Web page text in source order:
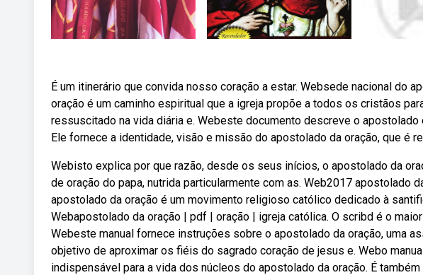
É um itinerário que convida nosso coração a estar. Websede nacional do
oração é um caminho espiritual que a igreja propõe a todos os cristãos
ressuscitado na vida diária e. Webeste documento descreve o apostolado
Ele fornece a identidade, visão e missão do apostolado da oração, que é
Webisto explica por que razão, desde os seus inícios, o apostolado da
de oração do papa, nutrida particularmente com as. Web2017 apostolado
apostolado da oração é um movimento religioso católico dedicado à
Webapostolado da oração | pdf | oração | igreja católica. O scribd é o
Webeste manual fornece instruções sobre o apostolado da oração, uma
objetivo de aproximar os fiéis do sagrado coração de jesus e. Webo
indispensável para a vida dos núcleos do apostolado da oração. É